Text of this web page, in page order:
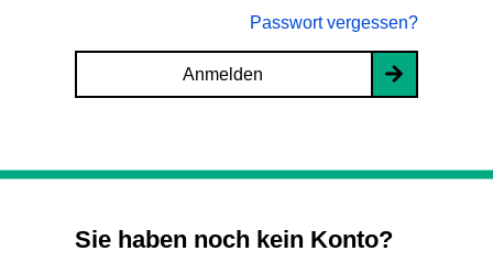
Passwort vergessen?
Anmelden
Sie haben noch kein Konto?